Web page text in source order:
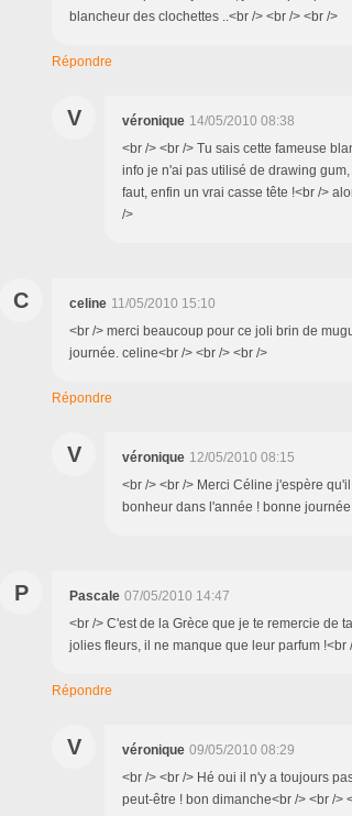
blancheur des clochettes ..<br /> <br /> <br />
Répondre
V véronique 14/05/2010 08:38
<br /> <br /> Tu sais cette fameuse
info je n'ai pas utilisé de drawing
faut, enfin un vrai casse tête !<br />
/>
C celine 11/05/2010 15:10
<br /> merci beaucoup pour ce joli brin de
journée. celine<br /> <br /> <br />
Répondre
V véronique 12/05/2010 08:15
<br /> <br /> Merci Céline j'espère
bonheur dans l'année ! bonne
P Pascale 07/05/2010 14:47
<br /> C'est de la Grèce que je te remercie de
jolies fleurs, il ne manque que leur parfum !<br
Répondre
V véronique 09/05/2010 08:29
<br /> <br /> Hé oui il n'y a toujours
peut-être ! bon dimanche<br /> <br />